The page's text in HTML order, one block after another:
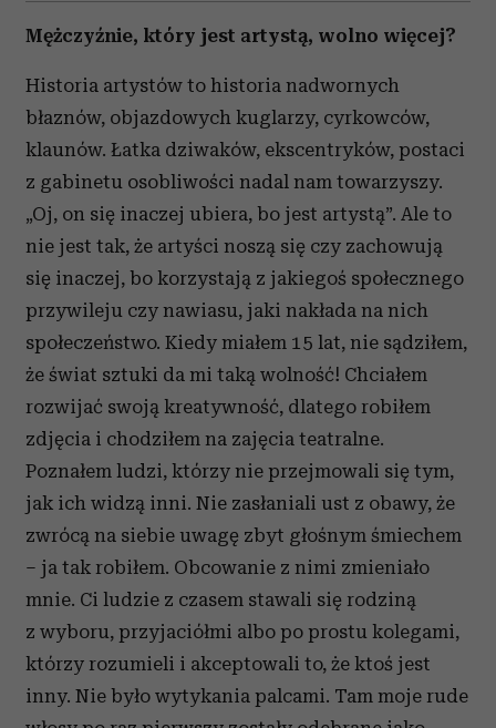
Mężczyźnie, który jest artystą, wolno więcej?
Historia artystów to historia nadwornych
błaznów, objazdowych kuglarzy, cyrkowców,
klaunów. Łatka dziwaków, ekscentryków, postaci
z gabinetu osobliwości nadal nam towarzyszy.
„Oj, on się inaczej ubiera, bo jest artystą”. Ale to
nie jest tak, że artyści noszą się czy zachowują
się inaczej, bo korzystają z jakiegoś społecznego
przywileju czy nawiasu, jaki nakłada na nich
społeczeństwo. Kiedy miałem 15 lat, nie sądziłem,
że świat sztuki da mi taką wolność! Chciałem
rozwijać swoją kreatywność, dlatego robiłem
zdjęcia i chodziłem na zajęcia teatralne.
Poznałem ludzi, którzy nie przejmowali się tym,
jak ich widzą inni. Nie zasłaniali ust z obawy, że
zwrócą na siebie uwagę zbyt głośnym śmiechem
– ja tak robiłem. Obcowanie z nimi zmieniało
mnie. Ci ludzie z czasem stawali się rodziną
z wyboru, przyjaciółmi albo po prostu kolegami,
którzy rozumieli i akceptowali to, że ktoś jest
inny. Nie było wytykania palcami. Tam moje rude